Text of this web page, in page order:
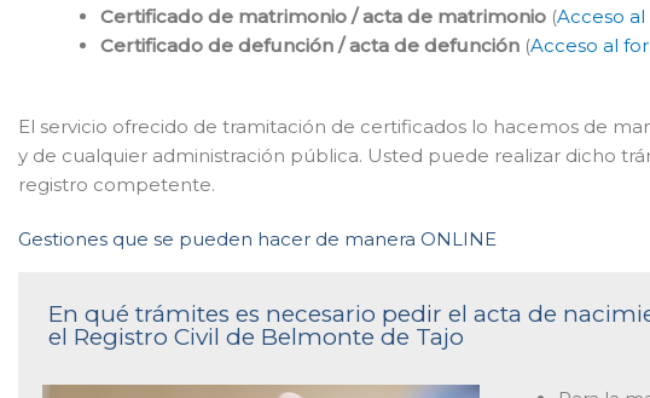
Certificado de matrimonio / acta de matrimonio(Acceso
Certificado de defunción / acta de defunción(Acceso al
El servicio ofrecido de tramitación de certificados lo hacemos de
y de cualquier administración pública. Usted puede realizar dicho
registro competente.
Gestiones que se pueden hacer de manera ONLINE
En qué trámites es necesario pedir el acta de
el Registro Civil de Belmonte de Tajo